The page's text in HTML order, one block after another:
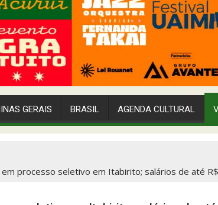
GERAIS BRASIL AGENDA CULTURAL
processo seletivo em Itabirito; salários de até